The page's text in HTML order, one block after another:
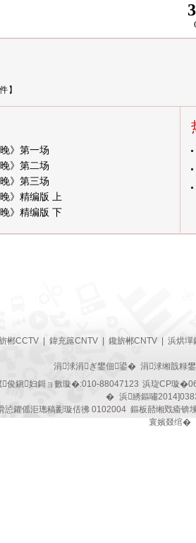
】
》第一场
》第二场
》第三场
晚》精编版 上
晚》精编版 下
郴CCTV 鍏充簬CNTV 鑱旂郴CNTV 浜烘墠
涓浗涓ぎ鐢佃鍙� 涓浗缃戠粶
俊鎭妇鎶ョ數璇�:010-88047123 浜琁CP璇
� 浜綉鏂嘯
惉鑺傜洰璁稿彲璇佸彿 0102004 鏂板嚭缃戣瘉
寰嬪叕绾�